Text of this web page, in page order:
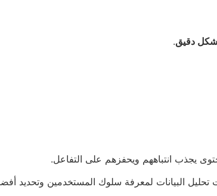
دقيق.
يجذب انتباههم ويحفزهم على التفاعل.
تحليل البيانات لمعرفة سلوك المستخدمين وتحديد